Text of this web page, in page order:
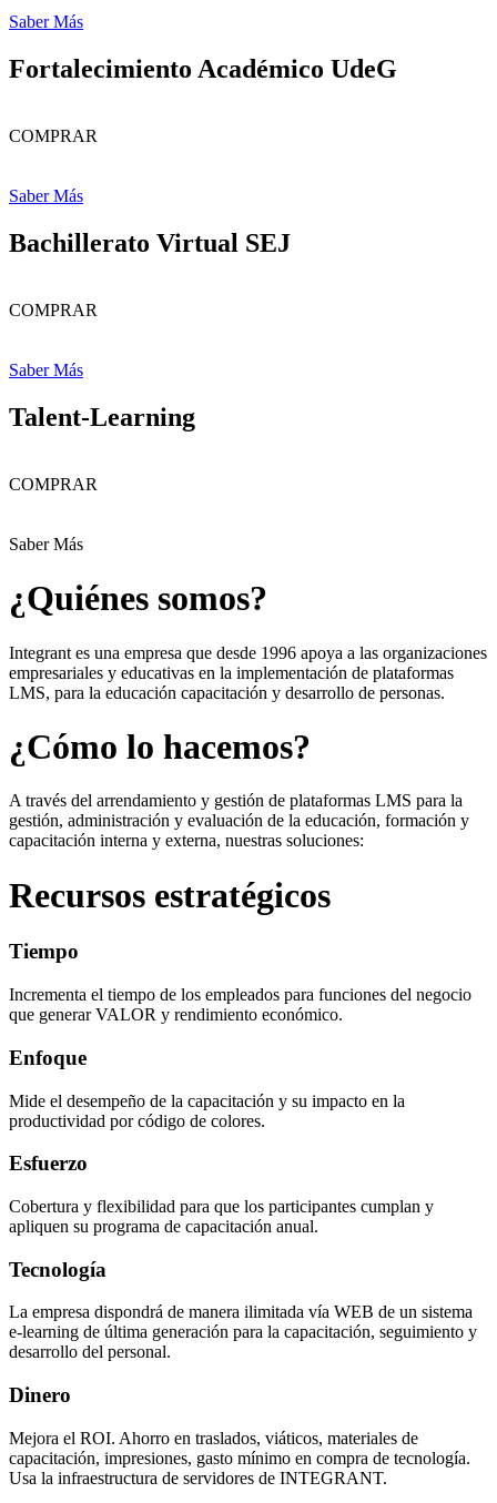
Saber Más
Fortalecimiento Académico UdeG
COMPRAR
Saber Más
Bachillerato Virtual SEJ
COMPRAR
Saber Más
Talent-Learning
COMPRAR
Saber Más
¿Quiénes somos?
Integrant es una empresa que desde 1996 apoya a las organizaciones
empresariales y educativas en la implementación de plataformas
LMS, para la educación capacitación y desarrollo de personas.
¿Cómo lo hacemos?
A través del arrendamiento y gestión de plataformas LMS para la
gestión, administración y evaluación de la educación, formación y
capacitación interna y externa, nuestras soluciones:
Recursos estratégicos
Tiempo
Incrementa el tiempo de los empleados para funciones del negocio
que generar VALOR y rendimiento económico.
Enfoque
Mide el desempeño de la capacitación y su impacto en la
productividad por código de colores.
Esfuerzo
Cobertura y flexibilidad para que los participantes cumplan y
apliquen su programa de capacitación anual.
Tecnología
La empresa dispondrá de manera ilimitada vía WEB de un sistema
e-learning de última generación para la capacitación, seguimiento y
desarrollo del personal.
Dinero
Mejora el ROI. Ahorro en traslados, viáticos, materiales de
capacitación, impresiones, gasto mínimo en compra de tecnología.
Usa la infraestructura de servidores de INTEGRANT.